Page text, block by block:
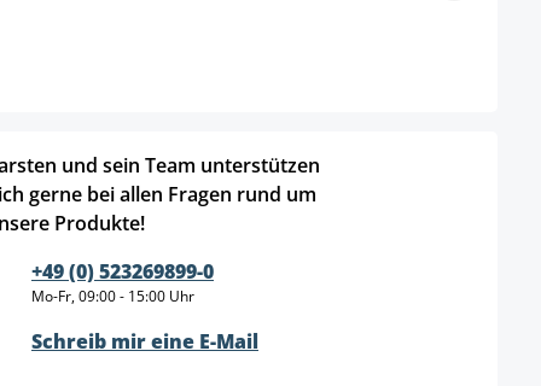
und sein Team unterstützen
gerne bei allen Fragen rund um
Produkte!
+49 (0) 523269899-0
Mo-Fr, 09:00 - 15:00 Uhr
Schreib mir eine E-Mail